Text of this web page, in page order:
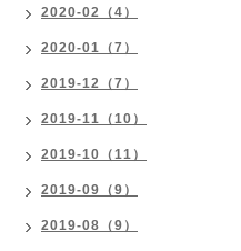
2020-02（4）
2020-01（7）
2019-12（7）
2019-11（10）
2019-10（11）
2019-09（9）
2019-08（9）